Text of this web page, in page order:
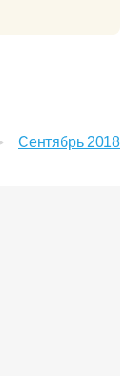
Сентябрь 2018